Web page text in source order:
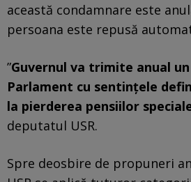
această condamnare este
persoana este repusă
”Guvernul va trimite anual
Parlament cu sentinţele
la pierderea pensiilor
deputatul USR.
Spre deosbire de propuneri